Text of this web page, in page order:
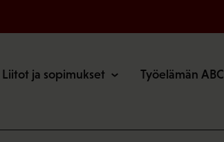
Liitot ja sopimukset Työelämän ABC